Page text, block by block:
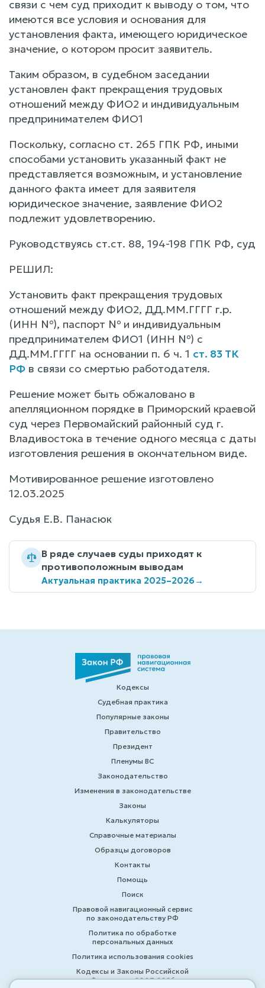
связи с чем суд приходит к выводу о том, что
имеются все условия и основания для
установления факта, имеющего юридическое
значение, о котором просит заявитель.
Таким образом, в судебном заседании
установлен факт прекращения трудовых
отношений между ФИО2 и индивидуальным
предпринимателем ФИО1
Поскольку, согласно ст. 265 ГПК РФ, иными
способами установить указанный факт не
представляется возможным, и установление
данного факта имеет для заявителя
юридическое значение, заявление ФИО2
подлежит удовлетворению.
Руководствуясь ст.ст. 88, 194-198 ГПК РФ, суд
РЕШИЛ:
Установить факт прекращения трудовых
отношений между ФИО2, ДД.ММ.ГГГГ г.р.
(ИНН №), паспорт № и индивидуальным
предпринимателем ФИО1 (ИНН №) с
ДД.ММ.ГГГГ на основании п. 6 ч. 1 ст. 83 ТК
РФ в связи со смертью работодателя.
Решение может быть обжаловано в
апелляционном порядке в Приморский краевой
суд через Первомайский районный суд г.
Владивостока в течение одного месяца с даты
изготовления решения в окончательном виде.
Мотивированное решение изготовлено
12.03.2025
Судья Е.В. Панасюк
В ряде случаев суды приходят к
противоположным выводам
Актуальная практика 2025–2026→
Кодексы
Судебная практика
Популярные законы
Правительство
Президент
Пленумы ВС
Законодательство
Изменения в законодательстве
Законы
Калькуляторы
Справочные материалы
Образцы договоров
Контакты
Помощь
Поиск
Правовой навигационный сервис
по законодательству РФ
Политика по обработке
персональных данных
Политика использования cookies
Кодексы и Законы Российской
Федерации 2007-2026